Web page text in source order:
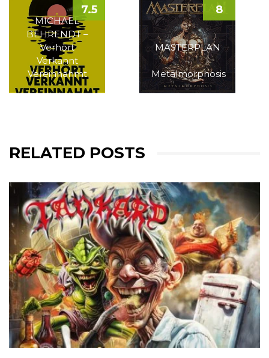
MICHAEL
BEHRENDT –
Verhört
Verkannt
Vereinnahmt
7.5
MASTERPLAN
–
Metalmorphosis
8
RELATED POSTS